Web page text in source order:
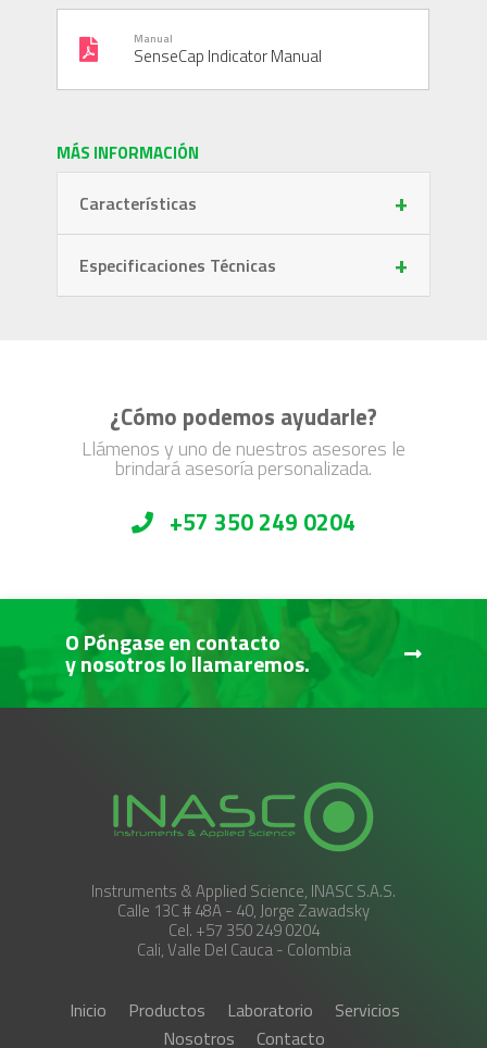
Manual
SenseCap Indicator Manual
MÁS INFORMACIÓN
Características +
Especificaciones Técnicas +
¿Cómo podemos ayudarle?
Llámenos y uno de nuestros asesores le
brindará asesoría personalizada.
+57 350 249 0204
O Póngase en contacto
y nosotros lo llamaremos.
Instruments & Applied Science, INASC S.A.S.
Calle 13C # 48A - 40, Jorge Zawadsky
Cel. +57 350 249 0204
Cali, Valle Del Cauca - Colombia
Inicio Productos Laboratorio
Servicios
Nosotros
Contacto